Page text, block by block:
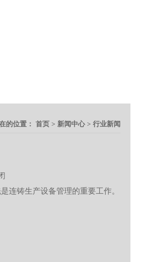
的位置： 首页 > 新闻中心> 行业新闻
连铸生产设备管理的重要工作。